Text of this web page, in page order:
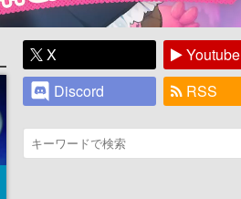
X
Youtube
Discord
RSS